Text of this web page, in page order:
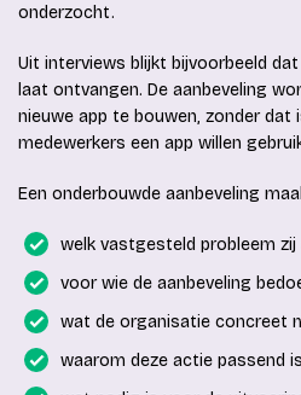
onderzocht.
Uit interviews blijkt bijvoorbeeld
laat ontvangen. De aanbeveling
nieuwe app te bouwen, zonder
medewerkers een app willen
Een onderbouwde aanbeveling
welk vastgesteld probleem zij
voor wie de aanbeveling
wat de organisatie concreet
waarom deze actie passend